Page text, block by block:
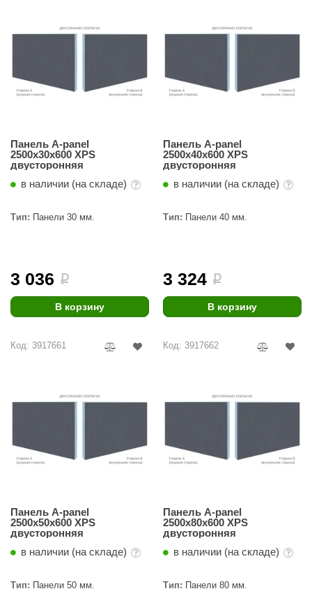
Панель A-panel
2500х30х600 XPS
двусторонняя
в наличии (на складе)
Тип: Панели 30 мм.
3 036 i
В корзину
Панель A-panel
2500х40х600 XPS
двусторонняя
в наличии (на складе)
Тип: Панели 40 мм.
3 324 i
В корзину
Код: 3917661
Панель A-panel
2500х50х600 XPS
двусторонняя
в наличии (на складе)
Тип: Панели 50 мм.
Код: 3917662
Панель A-panel
2500х80х600 XPS
двусторонняя
в наличии (на складе)
Тип: Панели 80 мм.